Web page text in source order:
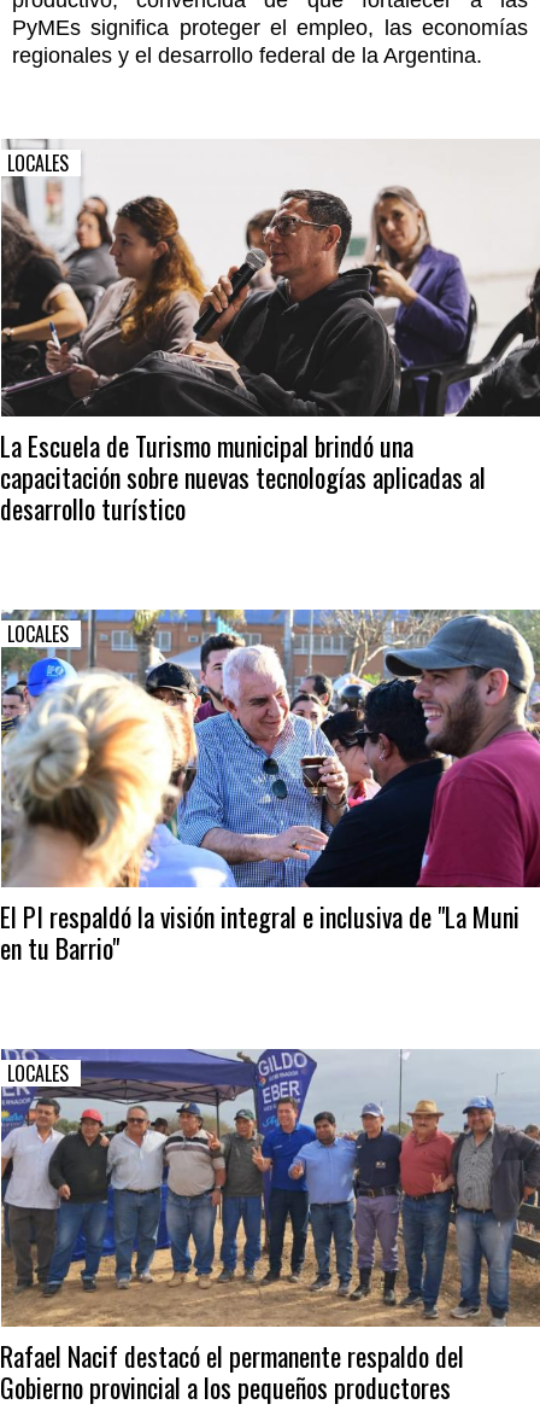
PyMEs significa proteger el empleo, las economías
regionales y el desarrollo federal de la Argentina.
LOCALES
La Escuela de Turismo municipal brindó una
capacitación sobre nuevas tecnologías aplicadas al
desarrollo turístico
LOCALES
El PI respaldó la visión integral e inclusiva de "La Muni
en tu Barrio"
LOCALES
Rafael Nacif destacó el permanente respaldo del
Gobierno provincial a los pequeños productores